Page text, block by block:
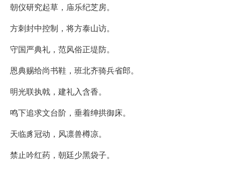
朝仪研究起草，庙乐纪芝房。
方刺封中控制，将方泰山访。
守国严典礼，范风俗正堤防。
恩典赐给尚书鞋，班北齐骑兵省郎。
明光联执戟，建礼入含香。
鸣下追求文台阶，垂着绅拱御床。
天临豸冠动，风凛兽樽凉。
禁止吟红药，朝廷少黑袋子。